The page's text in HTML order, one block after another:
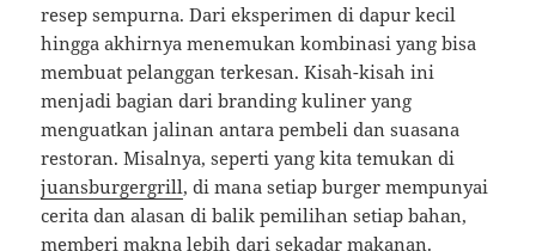
resep sempurna. Dari eksperimen di dapur kecil
hingga akhirnya menemukan kombinasi yang bisa
membuat pelanggan terkesan. Kisah-kisah ini
menjadi bagian dari branding kuliner yang
menguatkan jalinan antara pembeli dan suasana
restoran. Misalnya, seperti yang kita temukan di
juansburgergrill, di mana setiap burger mempunyai
cerita dan alasan di balik pemilihan setiap bahan,
memberi makna lebih dari sekadar makanan.